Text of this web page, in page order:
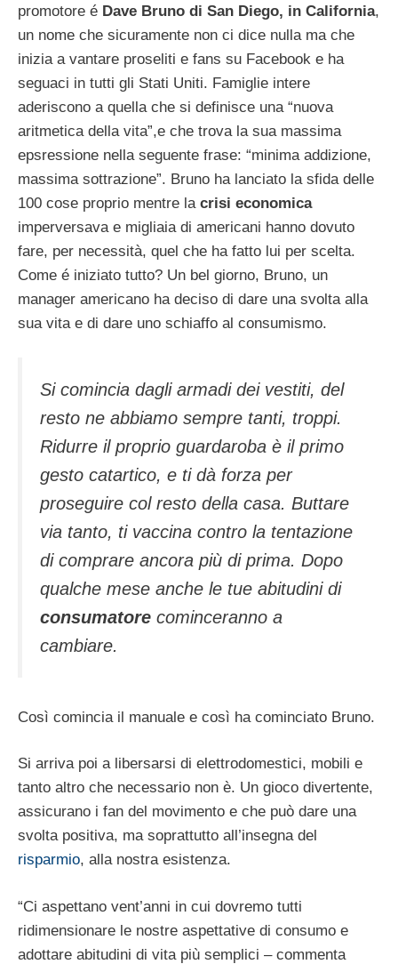
promotore é Dave Bruno di San Diego, in California,
un nome che sicuramente non ci dice nulla ma che
inizia a vantare proseliti e fans su Facebook e ha
seguaci in tutti gli Stati Uniti. Famiglie intere
aderiscono a quella che si definisce una “nuova
aritmetica della vita”,e che trova la sua massima
epsressione nella seguente frase: “minima addizione,
massima sottrazione”. Bruno ha lanciato la sfida delle
100 cose proprio mentre la crisi economica
imperversava e migliaia di americani hanno dovuto
fare, per necessità, quel che ha fatto lui per scelta.
Come é iniziato tutto? Un bel giorno, Bruno, un
manager americano ha deciso di dare una svolta alla
sua vita e di dare uno schiaffo al consumismo.
Si comincia dagli armadi dei vestiti, del
resto ne abbiamo sempre tanti, troppi.
Ridurre il proprio guardaroba è il primo
gesto catartico, e ti dà forza per
proseguire col resto della casa. Buttare
via tanto, ti vaccina contro la tentazione
di comprare ancora più di prima. Dopo
qualche mese anche le tue abitudini di
consumatore cominceranno a
cambiare.
Così comincia il manuale e così ha cominciato Bruno.
Si arriva poi a libersarsi di elettrodomestici, mobili e
tanto altro che necessario non è. Un gioco divertente,
assicurano i fan del movimento e che può dare una
svolta positiva, ma soprattutto all’insegna del
risparmio, alla nostra esistenza.
“Ci aspettano vent’anni in cui dovremo tutti
ridimensionare le nostre aspettative di consumo e
adottare abitudini di vita più semplici – commenta